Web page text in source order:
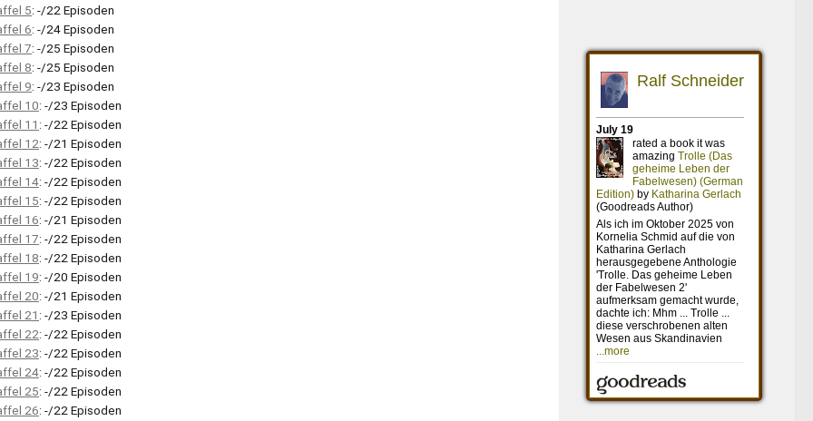
5: -/22 Episoden
6: -/24 Episoden
7: -/25 Episoden
8: -/25 Episoden
9: -/23 Episoden
10: -/23 Episoden
11 : -/22 Episoden
12: -/21 Episoden
13: -/22 Episoden
14: -/22 Episoden
15: -/22 Episoden
16: -/21 Episoden
17: -/22 Episoden
18: -/22 Episoden
19: -/20 Episoden
20: -/21 Episoden
21 : -/23 Episoden
22: -/22 Episoden
23: -/22 Episoden
24: -/22 Episoden
25: -/22 Episoden
26: -/22 Episoden